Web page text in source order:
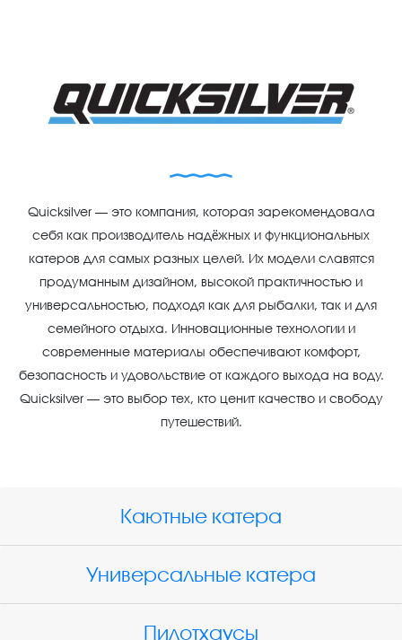
Quicksilver — это компания, которая зарекомендовала
себя как производитель надёжных и функциональных
катеров для самых разных целей. Их модели славятся
продуманным дизайном, высокой практичностью и
универсальностью, подходя как для рыбалки, так и для
семейного отдыха. Инновационные технологии и
современные материалы обеспечивают комфорт,
безопасность и удовольствие от каждого выхода на воду.
Quicksilver — это выбор тех, кто ценит качество и свободу
путешествий.
Каютные катера
Универсальные катера
Пилотхаусы